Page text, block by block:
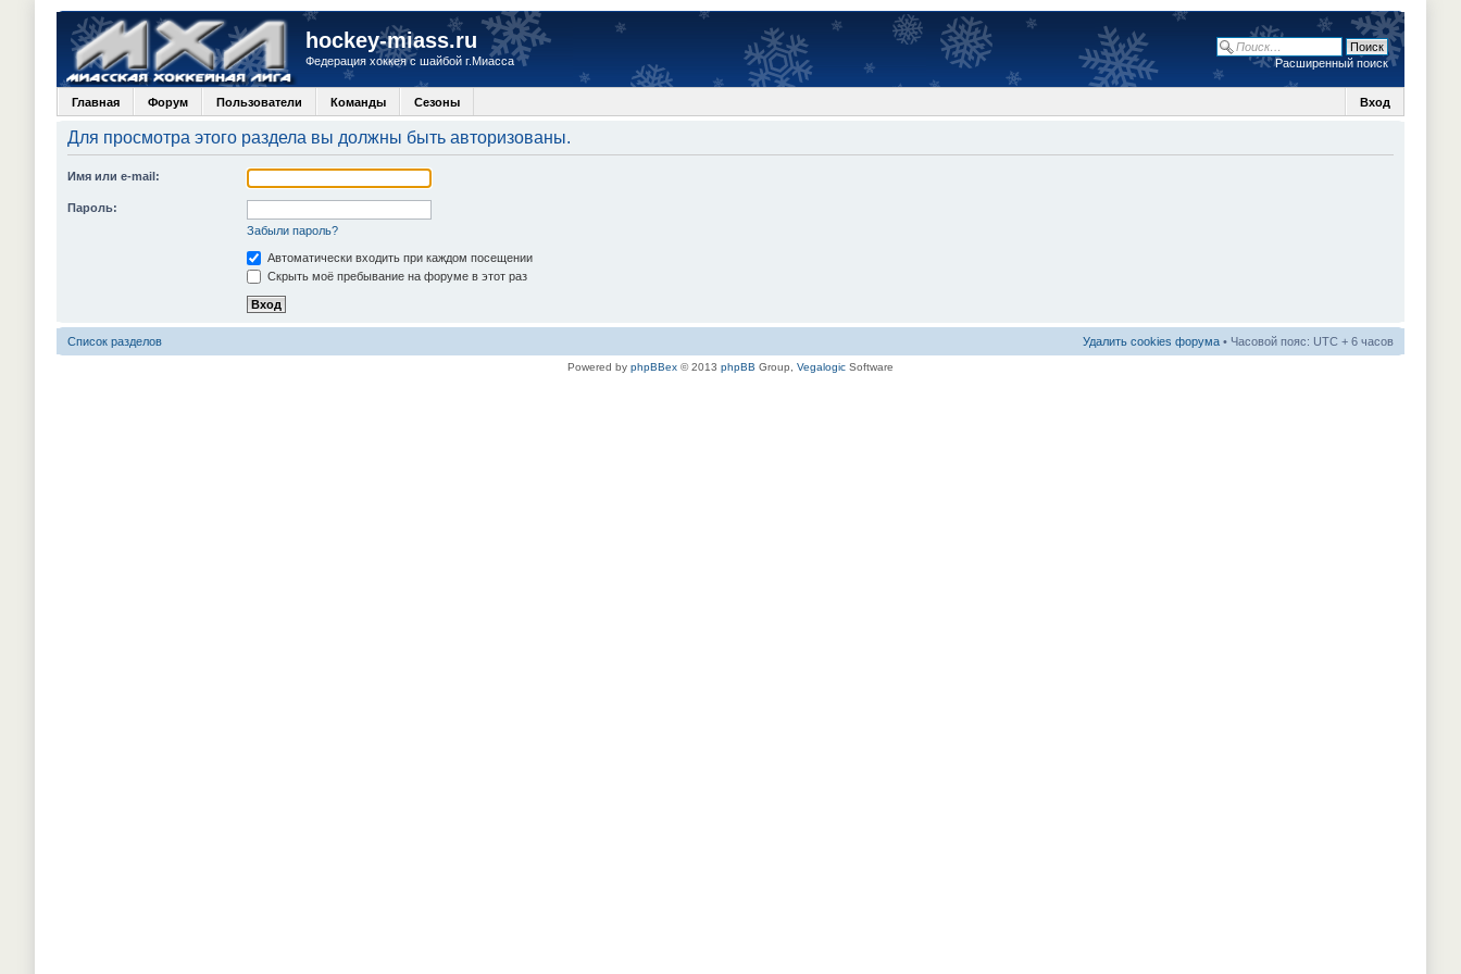
hockey-miass.ru
Федерация хоккея с шайбой г.Миасса Расширенный поиск
Главная Форум Пользователи Команды Сезоны Вход
Для просмотра этого раздела вы должны быть авторизованы.
Имя или e-mail:
Пароль:
Забыли пароль?
Автоматически входить при каждом посещении
Скрыть моё пребывание на форуме в этот раз
Список разделов Удалить cookies форума • Часовой пояс: UTC + 6 часов
Powered by phpBBex © 2013 phpBB Group, Vegalogic Software